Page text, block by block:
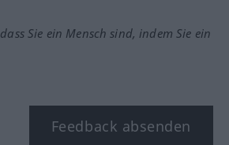
Sie ein Mensch sind, indem Sie ein
Feedback absenden